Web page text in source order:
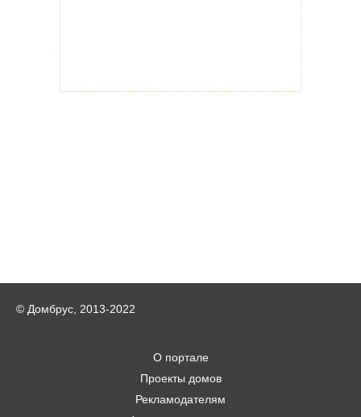
© Домбрус, 2013-2022
О портале
Проекты домов
Рекламодателям